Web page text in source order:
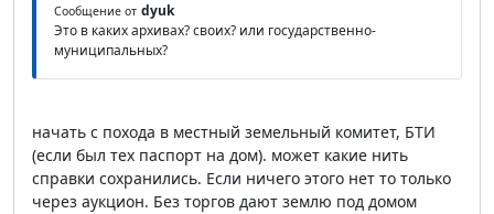
Сообщение от dyuk
Это в каких архивах? своих? или государственно-
муниципальных?
начать с похода в местный земельный комитет, БТИ
(если был тех паспорт на дом). может какие нить
справки сохранились. Если ничего этого нет то только
через аукцион. Без торгов дают землю под домом